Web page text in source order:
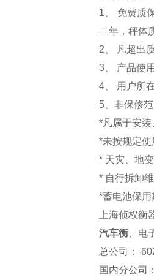
1 、 免费
二年，秤体
2、 凡超出
3、 产品使
4、 用户所
5、非保修
*凡属于安
*未按规定
* 天灾、地
* 自行拆卸
*蓄电池保用
上海侦权
汽车衡 、
总公司
：-
国内分公司